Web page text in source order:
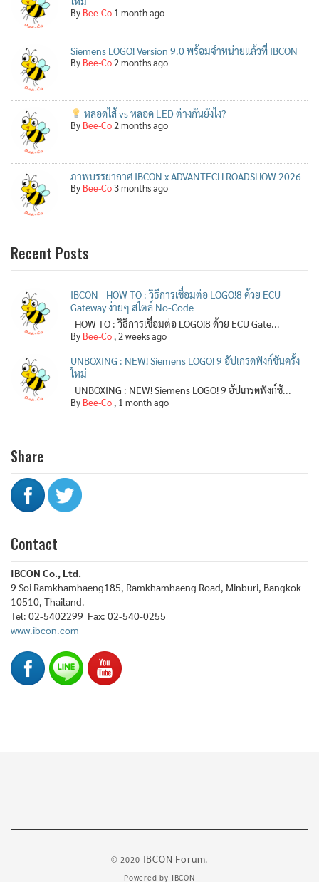
By Bee-Co 1 month ago
Siemens LOGO! Version 9.0 พร้อมจำหน่ายแล้วที่ IBCON
By Bee-Co2 months ago
หลอดไส้ vs หลอด LED ต่างกันยังไง?
By Bee-Co2 months ago
ภาพบรรยากาศ IBCON x ADVANTECH ROADSHOW 2026
By Bee-Co3 months ago
Recent Posts
IBCON - HOW TO : วิธีการเชื่อมต่อ LOGO!8 ด้วย ECU
Gateway ง่ายๆ สไตล์ No-Code
HOW TO : วิธีการเชื่อมต่อ LOGO!8 ด้วย ECU Gate...
By Bee-Co ,2 weeks ago
UNBOXING : NEW! Siemens LOGO! 9 อัปเกรดฟังก์ชันครั้ง
ใหม่
UNBOXING : NEW! Siemens LOGO! 9 อัปเกรดฟังก์ชั...
By Bee-Co , 1 month ago
Share
Contact
IBCON Co., Ltd.
9 Soi Ramkhamhaeng185, Ramkhamhaeng Road, Minburi, Bangkok
10510, Thailand.
Tel: 02-5402299 Fax: 02-540-0255
www.ibcon.com
© 2020 IBCON Forum.
Powered by IBCON